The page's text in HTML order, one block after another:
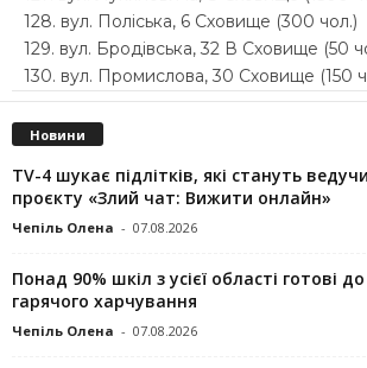
128. вул. Поліська, 6 Сховище (300 чол.)
129. вул. Бродівська, 32 В Сховище (50
130. вул. Промислова, 30 Сховище (150
Новини
TV-4 шукає підлітків, які стануть
проєкту «Злий чат: Вижити онлайн»
Чепіль Олена - 07.08.2026
Понад 90% шкіл з усієї області готові
гарячого харчування
Чепіль Олена - 07.08.2026